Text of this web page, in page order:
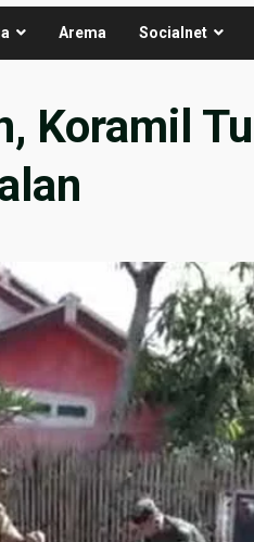
Arema Socialnet
Koramil